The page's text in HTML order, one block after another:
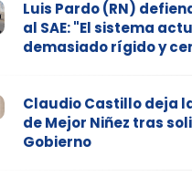
Luis Pardo (RN)
al SAE: "El sistema
demasiado rígido y
Claudio Castillo deja
de Mejor Niñez tras
Gobierno